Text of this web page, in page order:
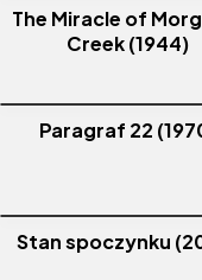
The Miracle of
Creek (1944)
Paragraf 22
Stan spoczynku